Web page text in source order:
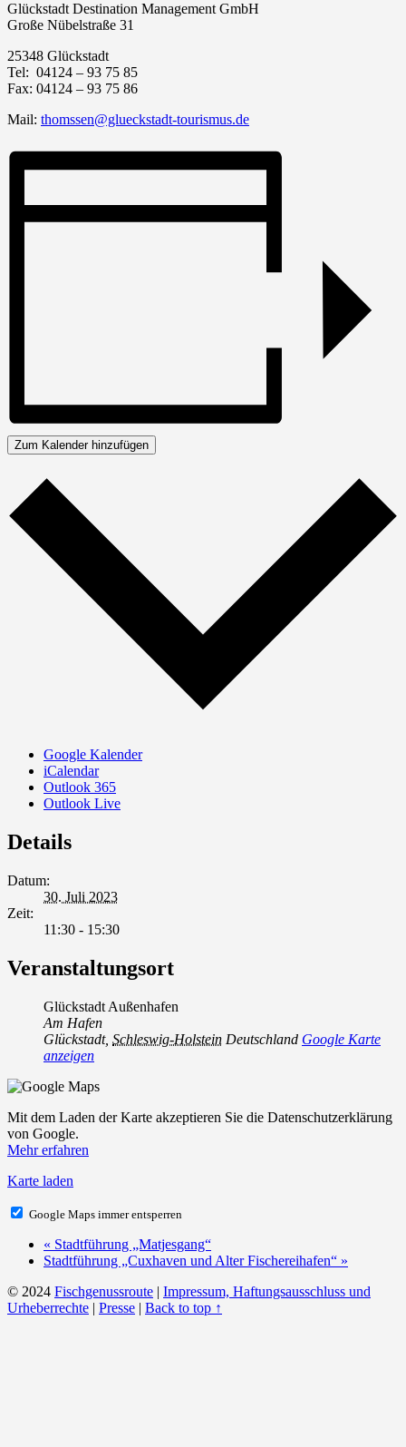
Glückstadt Destination Management GmbH
Große Nübelstraße 31
25348 Glückstadt
Tel: 04124 – 93 75 85
Fax: 04124 – 93 75 86
Mail: thomssen@glueckstadt-tourismus.de
Zum Kalender hinzufügen
Google Kalender
iCalendar
Outlook 365
Outlook Live
Details
Datum:
30. Juli 2023
Zeit:
11:30 - 15:30
Veranstaltungsort
Glückstadt Außenhafen
Am Hafen
Glückstadt, Schleswig-Holstein Deutschland Google Karte
anzeigen
Mit dem Laden der Karte akzeptieren Sie die Datenschutzerklärung
von Google.
Mehr erfahren
Karte laden
Google Maps immer entsperren
« Stadtführung „Matjesgang“
Stadtführung „Cuxhaven und Alter Fischereihafen“ »
© 2024 Fischgenussroute | Impressum, Haftungsausschluss und
Urheberrechte | Presse | Back to top ↑